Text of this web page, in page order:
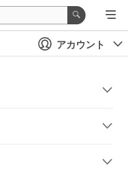
アカウント